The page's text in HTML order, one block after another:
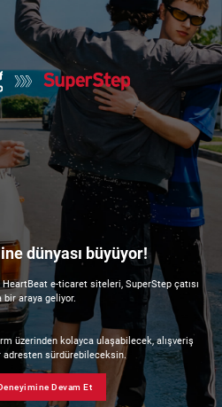
dünyası büyüyor!
e-ticaret siteleri, SuperStep çatısı
bir araya geliyor.
üzerinden kolayca ulaşabilecek, alışveriş
sürdürebileceksin.
Devam Et